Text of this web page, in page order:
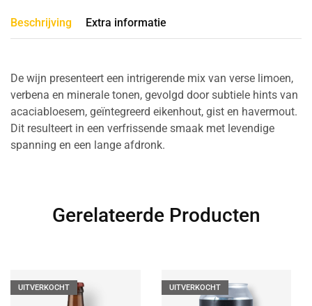
Beschrijving Extra informatie
De wijn presenteert een intrigerende mix van verse limoen,
verbena en minerale tonen, gevolgd door subtiele hints van
acaciabloesem, geïntegreerd eikenhout, gist en havermout.
Dit resulteert in een verfrissende smaak met levendige
spanning en een lange afdronk.
Gerelateerde Producten
UITVERKOCHT UITVERKOCHT